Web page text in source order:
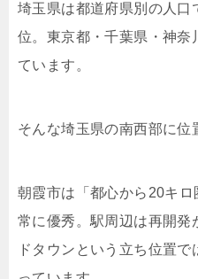
埼玉県は都道府県別の人口
位。東京都・千葉県・神奈
ています。
そんな埼玉県の南西部に位
朝霞市は「都心から20キ
常に優秀。駅周辺は再開発
ドタウンという立ち位置